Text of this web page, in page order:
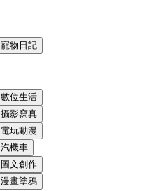
寵物日記
數位生活
攝影寫真
電玩動漫
汽機車
圖文創作
漫畫塗鴉